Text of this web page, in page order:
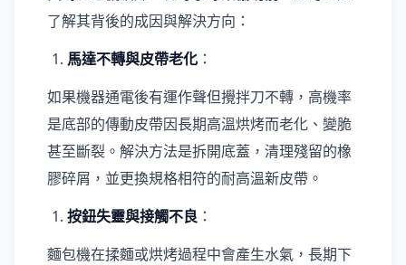
了解其背後的成因與解決方向：
馬達不轉與皮帶老化 ：
如果機器通電後有運作聲但攪拌刀不轉，高機率
是底部的傳動皮帶因長期高溫烘烤而老化、變脆
甚至斷裂。解決方法是拆開底蓋，清理殘留的橡
膠碎屑，並更換規格相符的耐高溫新皮帶。
按鈕失靈與接觸不良 ：
麵包機在揉麵或烘烤過程中會產生水氣，長期下